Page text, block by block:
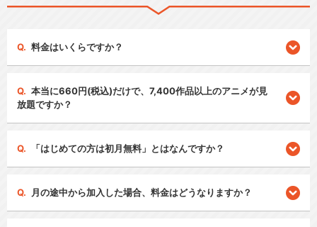
料金はいくらですか？
本当に660円(税込)だけで、7,400作品以上のアニメが見
放題ですか？
「はじめての方は初月無料」とはなんですか？
月の途中から加入した場合、料金はどうなりますか？